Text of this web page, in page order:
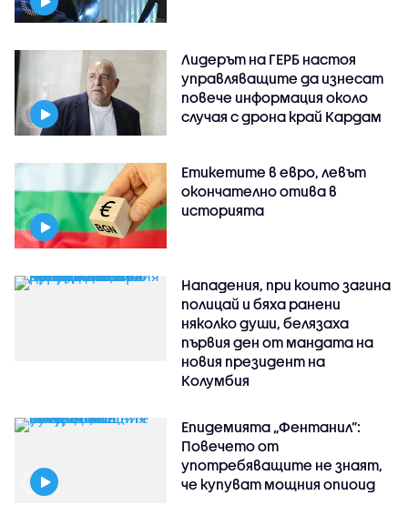
Лидерът на ГЕРБ настоя
управляващите да изнесат
повече информация около
случая с дрона край Кардам
Етикетите в евро, левът
окончателно отива в
историята
Нападения, при които загина
полицай и бяха ранени
няколко души, белязаха
първия ден от мандата на
новия президент на
Колумбия
Епидемията „Фентанил”:
Повечето от
употребяващите не знаят,
че купуват мощния опиоид